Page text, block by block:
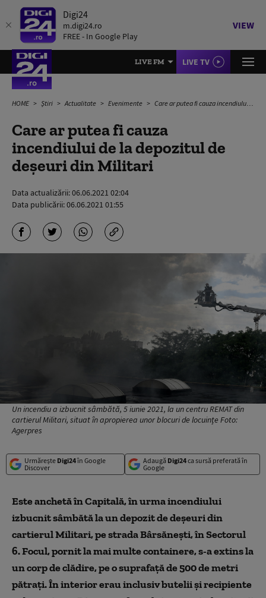
Digi24
m.digi24.ro
FREE - In Google Play
VIEW
LIVE FM LIVE TV
HOME Știri Actualitate Evenimente Care ar putea fi cauza incendiului de la depozitul de deșeuri din Militari
Care ar putea fi cauza
incendiului de la depozitul de
deșeuri din Militari
Data actualizării:06.06.2021 02:04
Data publicării:06.06.2021 01:55
Un incendiu a izbucnit sâmbătă, 5 iunie 2021, la un centru REMAT din
cartierul Militari, situat în apropierea unor blocuri de locuințe Foto:
Agerpres
Urmărește Digi24în Google
Discover
Adaugă Digi24ca sursă preferată în
Google
Este anchetă în Capitală, în urma incendiului
izbucnit sâmbătă la un depozit de deșeuri din
cartierul Militari, pe strada Bârsănești, în Sectorul
6. Focul, pornit la mai multe containere, s-a extins la
un corp de clădire, pe o suprafață de 500 de metri
pătrați. În interior erau inclusiv butelii şi recipiente